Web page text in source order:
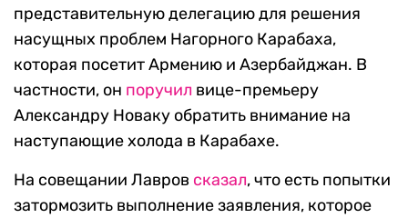
представительную делегацию для решения
насущных проблем Нагорного Карабаха,
которая посетит Армению и Азербайджан. В
частности, он поручил вице-премьеру
Александру Новаку обратить внимание на
наступающие холода в Карабахе.
На совещании Лавров сказал, что есть попытки
затормозить выполнение заявления, которое